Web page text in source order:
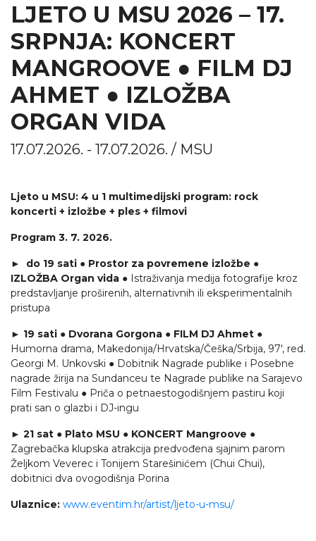
LJETO U MSU 2026 – 17.
SRPNJA: KONCERT
MANGROOVE ● FILM DJ
AHMET ● IZLOŽBA
ORGAN VIDA
17.07.2026. - 17.07.2026. / MSU
Ljeto u MSU: 4 u 1 multimedijski program: rock
koncerti + izložbe + ples + filmovi
Program 3. 7. 2026.
► do 19 sati ● Prostor za povremene izložbe ●
IZLOŽBA Organ vida ● Istraživanja medija fotografije kroz
predstavljanje proširenih, alternativnih ili eksperimentalnih
pristupa
► 19 sati ● Dvorana Gorgona ● FILM DJ Ahmet ●
Humorna drama, Makedonija/Hrvatska/Češka/Srbija, 97', red.
Georgi M. Unkovski ● Dobitnik Nagrade publike i Posebne
nagrade žirija na Sundanceu te Nagrade publike na Sarajevo
Film Festivalu ● Priča o petnaestogodišnjem pastiru koji
prati san o glazbi i DJ-ingu
► 21 sat ● Plato MSU ● KONCERT Mangroove ●
Zagrebačka klupska atrakcija predvođena sjajnim parom
Željkom Veverec i Tonijem Starešinićem (Chui Chui),
dobitnici dva ovogodišnja Porina
Ulaznice: www.eventim.hr/artist/ljeto-u-msu/